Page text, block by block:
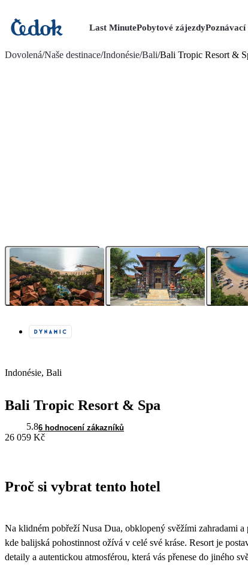
Last MinutePobytové zájezdyPoznávací
Dovolená/Naše destinace/Indonésie/Bali/Bali Tropic Resort &
Indonésie, Bali
Bali Tropic Resort & Spa
5.86 hodnocení zákazníků
26 059 Kč
Proč si vybrat tento hotel
Na klidném pobřeží Nusa Dua, obklopený svěžími zahradami
kde balijská pohostinnost ožívá v celé své kráse. Resort je
detaily a autentickou atmosférou, která vás přenese do jiného